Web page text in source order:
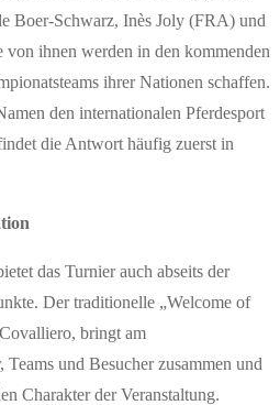
Boer-Schwarz, Inès Joly (FRA) und
ihnen werden in den kommenden
ihrer Nationen schaffen.
den internationalen Pferdesport
die Antwort häufig zuerst in
das Turnier auch abseits der
Der traditionelle „Welcome of
bringt am
und Besucher zusammen und
Charakter der Veranstaltung.